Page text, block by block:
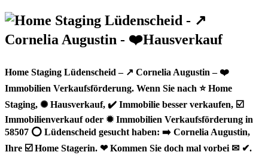
Home Staging Lüdenscheid – ↗️ Cornelia Augustin – ❤️
Immobilien Verkaufsförderung. Wenn Sie nach ⭐ Home
Staging, ✺ Hausverkauf, ✔️ Immobilie besser verkaufen, ☑️
Immobilienverkauf oder ✹ Immobilien Verkaufsförderung in
58507 ⭕ Lüdenscheid gesucht haben: ➡️ Cornelia Augustin,
Ihre ☑️ Home Stagerin. ❤ Kommen Sie doch mal vorbei ✉ ✔.